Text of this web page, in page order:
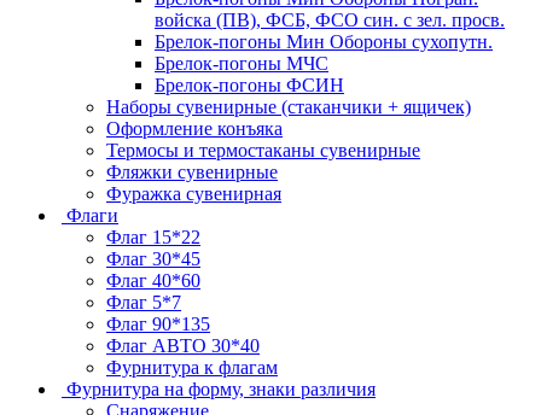
войска (ПВ), ФСБ, ФСО син. с зел. просв.
Брелок-погоны Мин Обороны сухопутн.
Брелок-погоны МЧС
Брелок-погоны ФСИН
Наборы сувенирные (стаканчики + ящичек)
Оформление конъяка
Термосы и термостаканы сувенирные
Фляжки сувенирные
Фуражка сувенирная
Флаги
Флаг 15*22
Флаг 30*45
Флаг 40*60
Флаг 5*7
Флаг 90*135
Флаг АВТО 30*40
Фурнитура к флагам
Фурнитура на форму, знаки различия
Снаряжение